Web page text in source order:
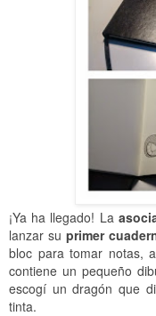
¡Ya ha llegado! La
lanzar su primer
bloc para tomar notas,
contiene un pequeño
escogí un dragón que
tinta.